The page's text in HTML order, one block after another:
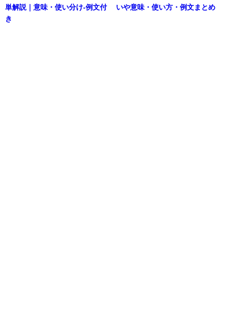
単解説｜意味・使い分け-例文付
き
いや意味・使い方・例文まとめ